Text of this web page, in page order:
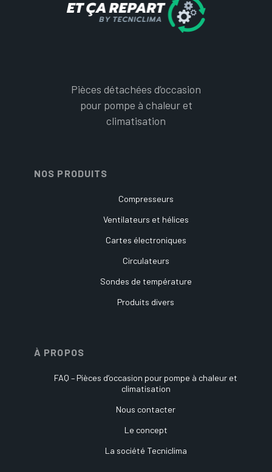
Pièces détachées d’occasion
pour pompe à chaleur et
climatisation
NOS PRODUITS
Compresseurs
Ventilateurs et hélices
Cartes électroniques
Circulateurs
Sondes de température
Produits divers
À PROPOS
FAQ – Pièces d’occasion pour pompe à chaleur et
climatisation
Nous contacter
Le concept
La société Tecniclima